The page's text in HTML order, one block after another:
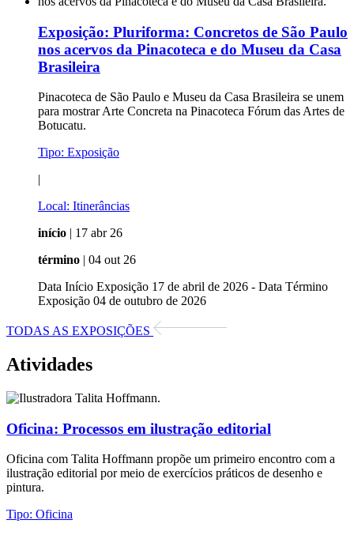
Exposição: Pluriforma: Concretos de São Paulo
nos acervos da Pinacoteca e do Museu da Casa
Brasileira
Pinacoteca de São Paulo e Museu da Casa Brasileira se unem
para mostrar Arte Concreta na Pinacoteca Fórum das Artes de
Botucatu.
Tipo: Exposição
Local: Itinerâncias
início | 17 abr 26
término | 04 out 26
Data Início Exposição 17 de abril de 2026 - Data Término
Exposição 04 de outubro de 2026
TODAS AS EXPOSIÇÕES
Atividades
Oficina: Processos em ilustração editorial
Oficina com Talita Hoffmann propõe um primeiro encontro com a
ilustração editorial por meio de exercícios práticos de desenho e
pintura.
Tipo: Oficina